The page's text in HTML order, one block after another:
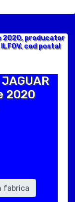
2020, producator
ILFOV, cod postal
2020